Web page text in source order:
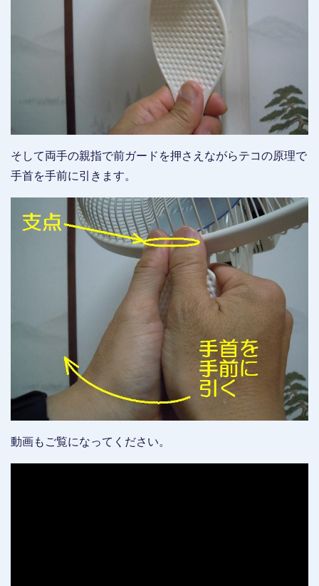
そして両手の親指で前ガードを押さえながらテコの原理で
手首を手前に引きます。
動画もご覧になってください。